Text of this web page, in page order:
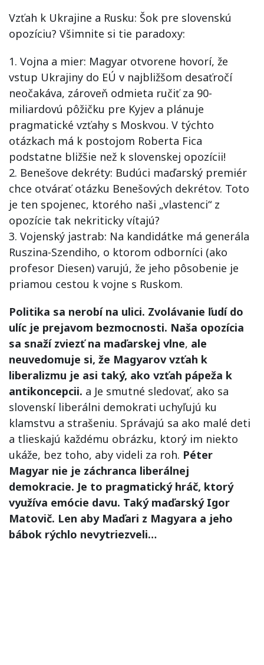
Vzťah k Ukrajine a Rusku: Šok pre slovenskú
opozíciu? Všimnite si tie paradoxy:
1. Vojna a mier: Magyar otvorene hovorí, že
vstup Ukrajiny do EÚ v najbližšom desaťročí
neočakáva, zároveň odmieta ručiť za 90-
miliardovú pôžičku pre Kyjev a plánuje
pragmatické vzťahy s Moskvou. V týchto
otázkach má k postojom Roberta Fica
podstatne bližšie než k slovenskej opozícii!
2. Benešove dekréty: Budúci maďarský premiér
chce otvárať otázku Benešových dekrétov. Toto
je ten spojenec, ktorého naši „vlastenci“ z
opozície tak nekriticky vítajú?
3. Vojenský jastrab: Na kandidátke má generála
Ruszina-Szendiho, o ktorom odborníci (ako
profesor Diesen) varujú, že jeho pôsobenie je
priamou cestou k vojne s Ruskom.
Politika sa nerobí na ulici. Zvolávanie ľudí do
ulíc je prejavom bezmocnosti. Naša opozícia
sa snaží zviezť na maďarskej vlne, ale
neuvedomuje si, že Magyarov vzťah k
liberalizmu je asi taký, ako vzťah pápeža k
antikoncepcii. a Je smutné sledovať, ako sa
slovenskí liberálni demokrati uchyľujú ku
klamstvu a strašeniu. Správajú sa ako malé deti
a tlieskajú každému obrázku, ktorý im niekto
ukáže, bez toho, aby videli za roh. Péter
Magyar nie je záchranca liberálnej
demokracie. Je to pragmatický hráč, ktorý
využíva emócie davu. Taký maďarský Igor
Matovič. Len aby Maďari z Magyara a jeho
bábok rýchlo nevytriezveli…